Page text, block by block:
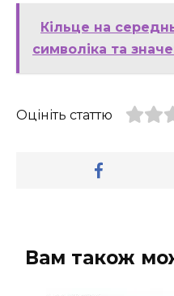
Кільце на
символіка та
Оцініть статтю
Вам також